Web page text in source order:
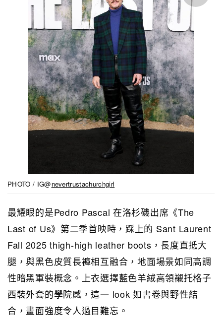
PHOTO / IG@nevertrustachurchgirl
最耀眼的是Pedro Pascal 在洛杉磯出席《The
Last of Us》第二季首映時，踩上的 Sant Laurent
Fall 2025 thigh‑high leather boots，長度直抵大
腿，與黑色皮質長褲相互融合，地面場景如同高調
性暗黑軍裝概念。上衣選擇藍色羊絨高領襯托格子
西裝外套的學院感，這一 look 如書卷與野性結
合，畫面強度令人過目難忘。